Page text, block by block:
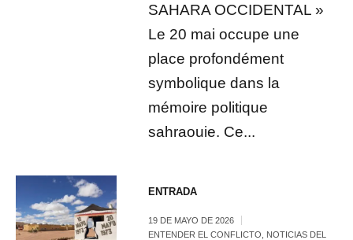
SAHARA OCCIDENTAL »
Le 20 mai occupe une
place profondément
symbolique dans la
mémoire politique
sahraouie. Ce...
ENTRADA
19 DE MAYO DE 2026
ENTENDER EL CONFLICTO
NOTICIAS DEL